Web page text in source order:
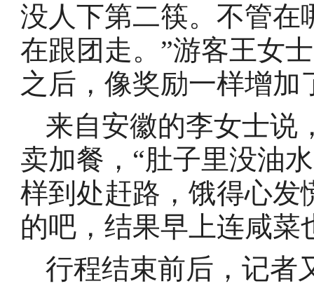
没人下第二筷。不管在
在跟团走。”游客王女
之后，像奖励一样增加
来自安徽的李女士说
卖加餐，“肚子里没油
样到处赶路，饿得心发
的吧，结果早上连咸菜
行程结束前后，记者